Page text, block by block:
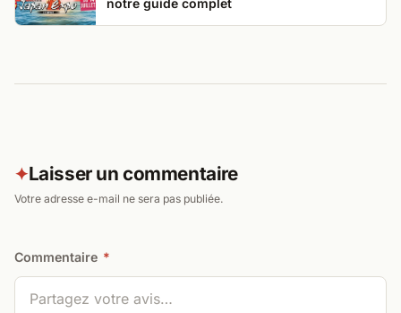
notre guide complet
✦Laisser un commentaire
Votre adresse e-mail ne sera pas publiée.
Commentaire *